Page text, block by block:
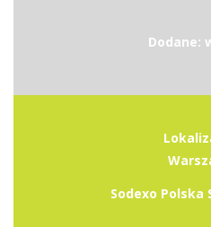
Dodane:
Sodexo Polska